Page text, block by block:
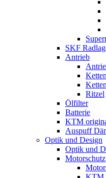
SKF
Antrieb
Ketten
Ritzel
Ölfilter
Batterie
KTM
Auspuff
Optik und Design
Optik und
Motorschutz